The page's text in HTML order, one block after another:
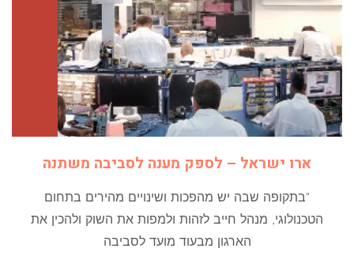
ארו ישראל – לספק מענה לסביבה משתנה
"בתקופה שבה יש מהפכות ושינויים מהירים בתחום
הטכנולוגי, מנהל חייב לזהות ולמפות את השוק ולהכין את
הארגון מבעוד מועד לסביבה